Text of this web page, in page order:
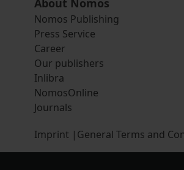
About Nomos
Nomos Publishing
Press Service
Career
Our publishers
Inlibra
NomosOnline
Journals
Imprint | General Terms and